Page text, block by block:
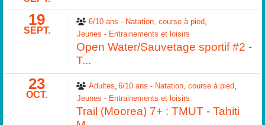
19
SEPT.
6/10 ans - Natation, course à pied
Jeunes - Entrainements et loisirs
Open Water/Sauvetage sportif #2 -
T...
23
OCT.
Adultes 6/10 ans - Natation, course à pied
Jeunes - Entrainements et loisirs
Trail (Moorea) 7+ : TMUT - Tahiti